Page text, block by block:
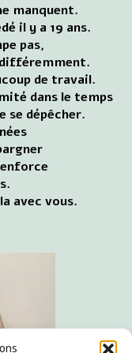
manquent.
il y a 19 ans.
pas,
différemment.
de travail.
dans le temps
se dépêcher.
avec vous.